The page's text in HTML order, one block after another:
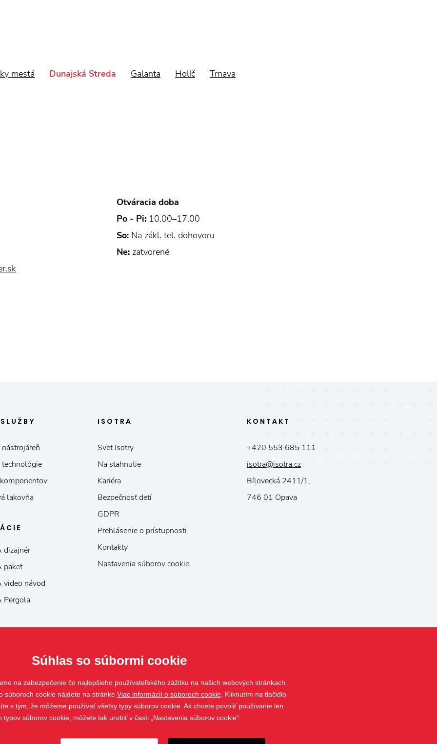
mestá Dunajská Streda Galanta Holíč Trnava
Otváracia doba
Po - Pi: 10.00–17.00
So: Na zákl. tel. dohovoru
Ne: zatvorené
SLUŽBY
lakovňa
dizajnér
paket
video návod
Pergola
ISOTRA
Svet Isotry
Na stahnutie
Kariéra
Bezpečnosť detí
GDPR
Prehlásenie o prístupnosti
Kontakty
Nastavenia súborov cookie
KONTAKT
+420 553 685 111
isotra@isotra.cz
Bílovecká 2411/1,
746 01 Opava
Súhlas so súbormi cookie
na zabezpečenie čo najlepšieho používateľského zážitku na našich webových stránkach.
súboroch cookie nájdete na stránke Viac informácií o súboroch cookie. Kliknutím na tlačidlo
s tým, že môžeme používať všetky typy súborov cookie. Ak chcete povoliť používanie len
typov súborov cookie, môžete tak urobiť v časti „Nastavenia súborov cookie“.